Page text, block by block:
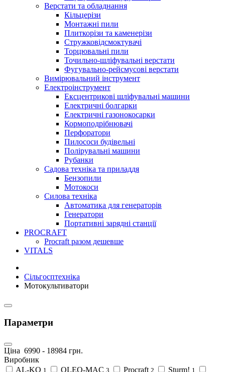
Верстати та обладнання
Кільцерізи
Монтажні пили
Плиткорізи та каменерізи
Стружковідсмоктувачі
Торцювальні пили
Точильно-шліфувальні верстати
Фугувально-рейсмусові верстати
Вимірювальний інструмент
Електроінструмент
Ексцентрикові шліфувальні машини
Електричні болгарки
Електричні газонокосарки
Кормоподрібнювачі
Перфоратори
Пилососи будівельні
Полірувальні машини
Рубанки
Садова техніка та приладдя
Бензопили
Мотокоси
Силова техніка
Автоматика для генераторів
Генератори
Портативні зарядні станції
PROCRAFT
Procraft разом дешевше
VITALS
Сільгосптехніка
Мотокультиватори
Параметри
Ціна 6990 - 18984 грн.
Виробник
AL-KO 1 OLEO-MAC 3 Procraft 2 Sturm! 1